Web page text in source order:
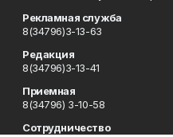
Рекламная служба
8(34796)3-13-63
Редакция
8(34796)3-13-41
Приемная
8(34796) 3-10-58
Сотрудничество